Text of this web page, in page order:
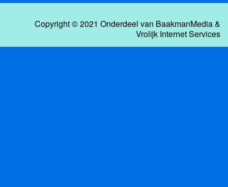
Copyright © 2021 Onderdeel van BaakmanMedia&
Vrolijk Internet Services